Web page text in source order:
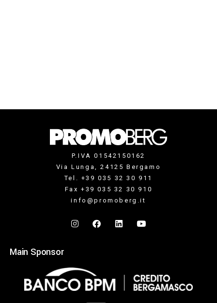
P.IVA 01542150162
Via Lunga, 24125 Bergamo
Tel. +39 035 32 30 911
Fax +39 035 32 30 910
info@promoberg.it
Main Sponsor